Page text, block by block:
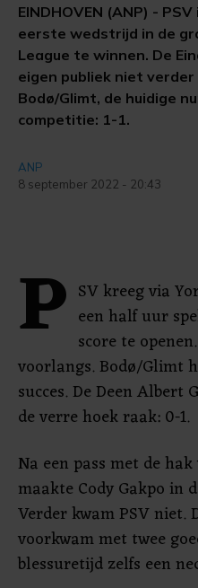
EINDHOVEN (ANP) -
eerste wedstrijd in de
League te winnen. De
eigen publiek niet
Bodø/Glimt, de huidige
competitie: 1-1.
ANP
8 september 2022 - 20:43
P SV kreeg via
een half uur
score te
voorlangs. Bodø/Glimt
succes. De Deen Albert
de verre hoek raak: 0-1.
Na een pass met de
maakte Cody Gakpo in
Verder kwam PSV niet.
voorkwam met twee
blessuretijd zelfs een